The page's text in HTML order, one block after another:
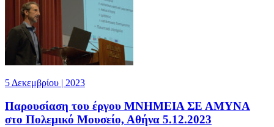
5 Δεκεμβρίου | 2023
Παρουσίαση του έργου ΜΝΗΜΕΙΑ ΣΕ ΑΜΥΝΑ
στο Πολεμικό Μουσείο, Αθήνα 5.12.2023